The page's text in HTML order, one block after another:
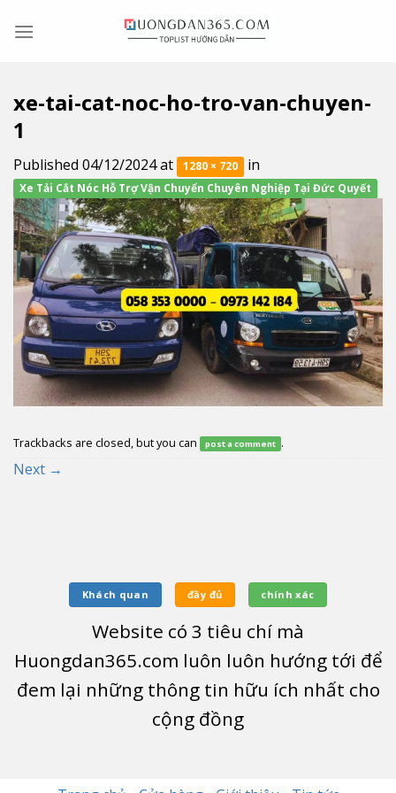
xe-tai-cat-noc-ho-tro-van-chuyen-
1
Published 04/12/2024at 1280 × 720 in
Xe Tải Cắt Nóc Hỗ Trợ Vận Chuyển Chuyên Nghiệp Tại Đức Quyết
Trackbacks are closed, but you can post a comment .
Next →
Khách quan đầy đủ chính xác
Website có 3 tiêu chí mà
Huongdan365.com luôn luôn hướng tới để
đem lại những thông tin hữu ích nhất cho
cộng đồng